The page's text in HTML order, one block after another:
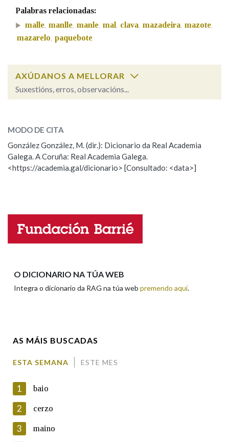
Na fraseoloxía
Marcas gramaticais
LIMPAR
Palabras relacionadas:
malle, manlle, manle, mal , clava, mazadeira, mazote,
mazarelo, paquebote
AXÚDANOS A MELLORAR
Suxestións, erros, observacións...
ESCOLLE UNHA OPCIÓN:
Observación Hai un erro na palabra
Propoño mellorar a definición
Nome
En cumprimento da normativa vixente en materia de
MODO DE CITA
González González, M. (dir.): Dicionario da Real Academia
Galega. A Coruña: Real Academia Galega.
<https://academia.gal/dicionario> [Consultado: <data>]
O DICIONARIO NA TÚA WEB
Integra o dicionario da RAG na túa web premendo aquí.
AS MÁIS BUSCADAS
ESTA SEMANA ESTE MES
1 baio
2 cerzo
3 maino